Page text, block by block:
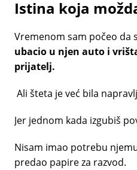
Istina koja
Vremenom sam počeo da
ubacio u njen auto i
prijatelj.
Ali šteta je već bila
Jer jednom kada izgubiš
Nisam imao potrebu
predao papire za razvod.